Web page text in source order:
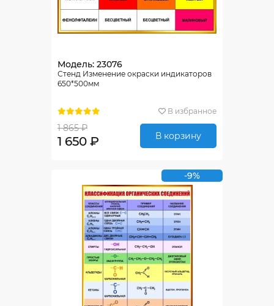
Модель: 23076
Стенд Изменение окраски индикаторов
650*500мм
В избранное
1 865 ₽
1 650 ₽ В корзину
-9%